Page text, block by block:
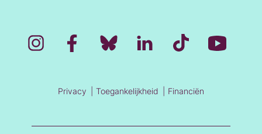
Privacy Toegankelijkheid Financiën